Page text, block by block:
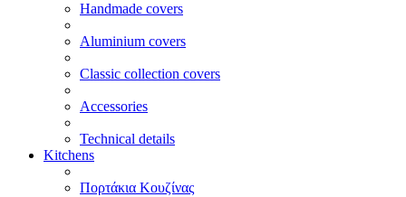
Handmade covers
Aluminium covers
Classic collection covers
Accessories
Technical details
Kitchens
Πορτάκια Κουζίνας